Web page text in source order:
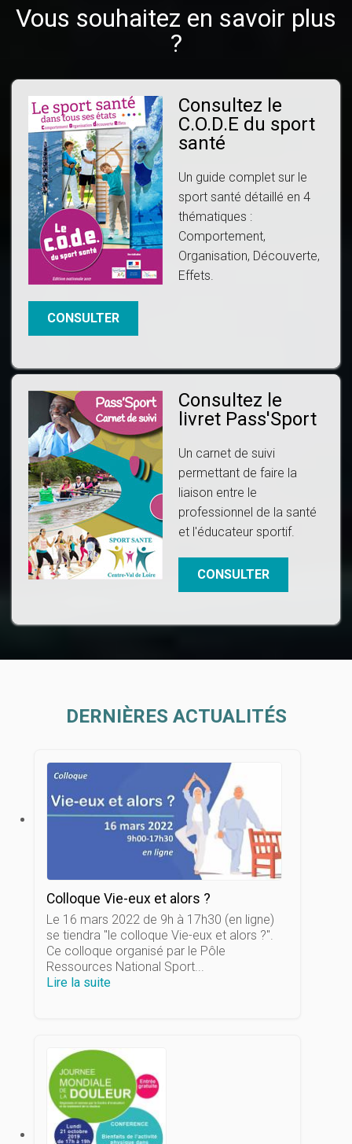
Vous souhaitez en savoir plus
?
Consultez le
C.O.D.E du sport
santé
Un guide complet sur le
sport santé détaillé en 4
thématiques :
Comportement,
Organisation, Découverte,
Effets.
CONSULTER
Consultez le
livret Pass'Sport
Un carnet de suivi
permettant de faire la
liaison entre le
professionnel de la santé
et l'éducateur sportif.
CONSULTER
DERNIÈRES ACTUALITÉS
Colloque Vie-eux et alors ?
Le 16 mars 2022 de 9h à 17h30 (en ligne)
se tiendra "le colloque Vie-eux et alors ?".
Ce colloque organisé par le Pôle
Ressources National Sport...
Lire la suite